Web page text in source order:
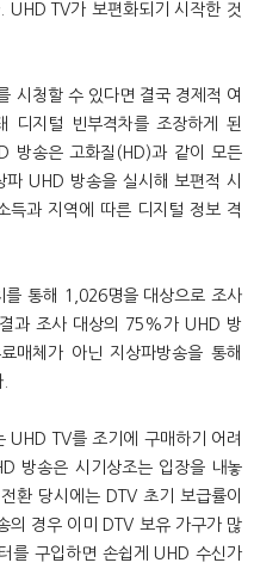
. UHD TV가 보편화되기 시작한 것
시청할 수 있다면 결국 경제적 여
디지털 빈부격차를 조장하게 된
방송은 고화질 (HD)과 같이 모든
파 UHD 방송을 실시해 보편적 시
득과 지역에 따른 디지털 정보 격
를 통해 1,026명을 대상으로 조사
과 조사 대상의 75% 가 UHD 방
매체가 아닌 지상파방송을 통해
UHD TV를 조기에 구매하기 어려
방송은 시기상조는 입장을 내놓
환 당시에는 DTV초기 보급률이
의 경우 이미 DTV 보유 가구가 많
를 구입하면 손쉽게 UHD수신가